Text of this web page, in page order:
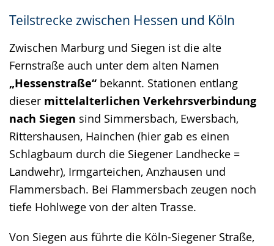
Teilstrecke zwischen Hessen und Köln
Zwischen Marburg und Siegen ist die alte
Fernstraße auch unter dem alten Namen
„Hessenstraße“ bekannt. Stationen entlang
dieser mittelalterlichen Verkehrsverbindung
nach Siegen sind Simmersbach, Ewersbach,
Rittershausen, Hainchen (hier gab es einen
Schlagbaum durch die Siegener Landhecke =
Landwehr), Irmgarteichen, Anzhausen und
Flammersbach. Bei Flammersbach zeugen noch
tiefe Hohlwege von der alten Trasse.
Von Siegen aus führte die Köln-Siegener Straße,
Gebärdensprache
wird
angezeigt.